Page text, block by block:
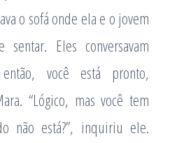
o sofá onde ela e o jovem
Eles conversavam
então, você está pronto,
“Lógico, mas você tem
não está?”, inquiriu ele.